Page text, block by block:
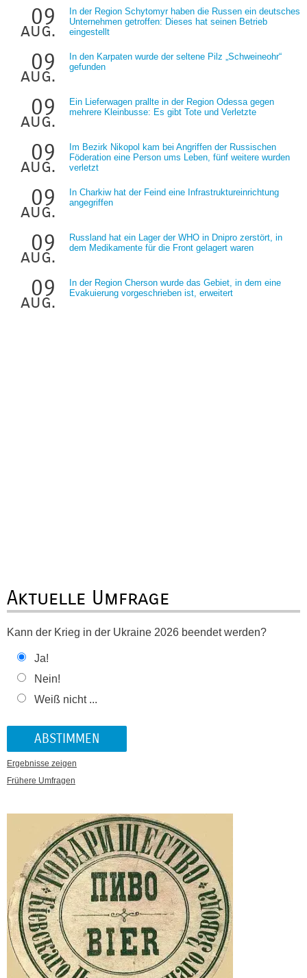
09
aug.
In der Region Schytomyr haben die Russen ein deutsches
Unternehmen getroffen: Dieses hat seinen Betrieb
eingestellt
09
aug.
In den Karpaten wurde der seltene Pilz „Schweineohr“
gefunden
09
aug.
Ein Lieferwagen prallte in der Region Odessa gegen
mehrere Kleinbusse: Es gibt Tote und Verletzte
09
aug.
Im Bezirk Nikopol kam bei Angriffen der Russischen
Föderation eine Person ums Leben, fünf weitere wurden
verletzt
09
aug.
In Charkiw hat der Feind eine Infrastruktureinrichtung
angegriffen
09
aug.
Russland hat ein Lager der WHO in Dnipro zerstört, in
dem Medikamente für die Front gelagert waren
09
aug.
In der Region Cherson wurde das Gebiet, in dem eine
Evakuierung vorgeschrieben ist, erweitert
Aktuelle Umfrage
Kann der Krieg in der Ukraine 2026 beendet werden?
Ja!
Nein!
Weiß nicht ...
Ergebnisse zeigen
Frühere Umfragen